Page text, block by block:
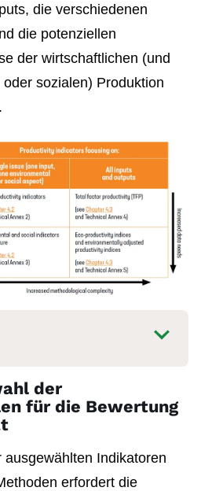
die verschiedenen
die potenziellen
der wirtschaftlichen (und
sozialen) Produktion
der
für die Bewertung
Indikatoren
erfordert die